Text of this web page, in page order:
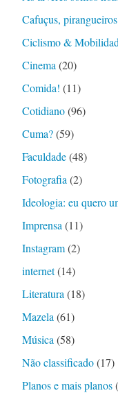
Cafuçus,
Ciclismo &
Cinema (20)
Comida! (11)
Cotidiano(96)
Cuma?(59)
Faculdade(48)
Fotografia (2)
Ideologia: eu quero
Imprensa (11)
Instagram(2)
internet(14)
Literatura (18)
Mazela (61)
Música (58)
Não classificado(17)
Planos e mais planos